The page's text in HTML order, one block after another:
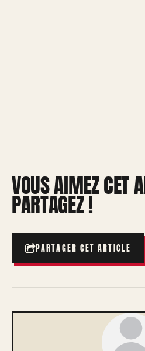
VOUS AIMEZ CET
PARTAGEZ !
PARTAGER CET ARTICLE